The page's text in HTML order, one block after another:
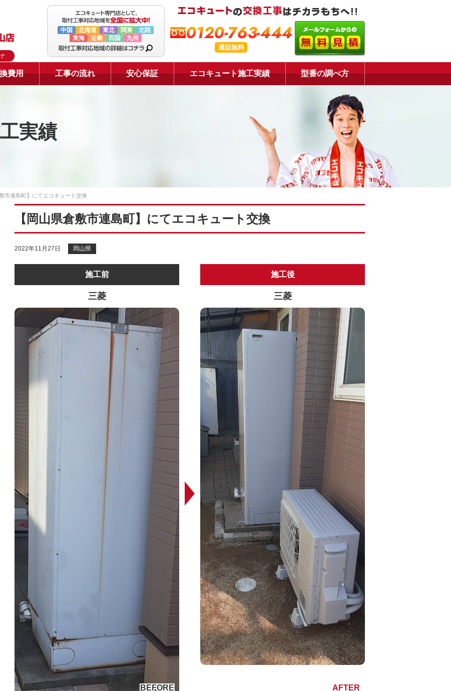
中国 北海道 東北 関東
北陸
東海
近畿 四国 九州 0120-763-444
通話無料
費用 工事の流れ 安心保証 エコキュート施工実績 型番の調べ方
実績
市連島町】にてエコキュート交換
【岡山県倉敷市連島町】にてエコキュート交換
2022年11月27日 岡山県
施工前
三菱
施工後
三菱